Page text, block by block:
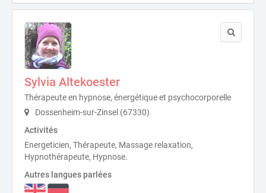
Sylvia Altekoester
Thérapeute en hypnose, énergétique et psychocorporelle
Dossenheim-sur-Zinsel (67330)
Activités
Energeticien, Thérapeute, Massage relaxation,
Hypnothérapeute, Hypnose.
Autres langues parlées